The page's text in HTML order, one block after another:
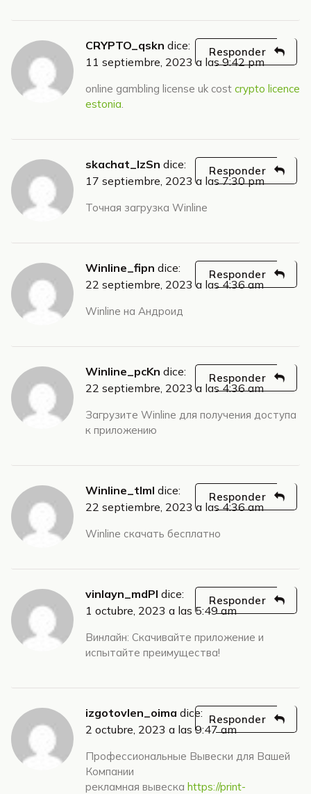
CRYPTO_qskn dice:
11 septiembre, 2023 a las 9:42 pm
online gambling license uk cost crypto licence
estonia
Responder
skachat_lzSn dice:
17 septiembre, 2023 a las 7:30 pm
Точная загрузка Winline
Responder
Winline_fipn dice:
22 septiembre, 2023 a las 4:36 am
Winline на Андроид
Responder
Winline_pcKn dice:
22 septiembre, 2023 a las 4:36 am
Загрузите Winline для получения доступа
к приложению
Responder
Winline_tlml dice:
22 septiembre, 2023 a las 4:36 am
Winline скачать бесплатно
Responder
vinlayn_mdPl dice:
1 octubre, 2023 a las 5:49 am
Винлайн: Скачивайте приложение и
испытайте преимущества!
Responder
izgotovlen_oima dice:
2 octubre, 2023 a las 9:47 am
Профессиональные Вывески для Вашей
Компании
рекламная вывеска https://print-
Responder